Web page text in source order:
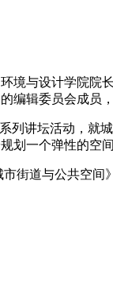
与设计学院院长
编辑委员会成员
讲坛活动，就城
划一个弹性的空间
道与公共空间》